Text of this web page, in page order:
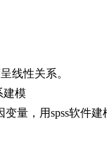
线性关系。
建模
变量，用spss软件建